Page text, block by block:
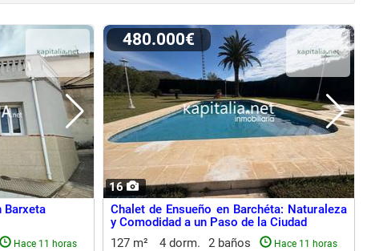
Barxeta
Hace 11 horas
16
480.000€
Chalet de Ensueño en Barchéta: Naturaleza
y Comodidad a un Paso de la Ciudad
127 m²
4 dorm. 2 baños Hace 11 horas